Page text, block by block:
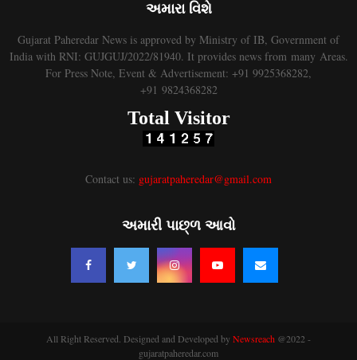
અમારા વિશે
Gujarat Paheredar News is approved by Ministry of IB, Government of
India with RNI: GUJGUJ/2022/81940. It provides news from many Areas.
For Press Note, Event & Advertisement: +91 9925368282,
+91 9824368282
Total Visitor
Contact us: gujaratpaheredar@gmail.com
અમારી પાછ્ળ આવો
All Right Reserved. Designed and Developed byNewsreach @2022 -
gujaratpaheredar.com